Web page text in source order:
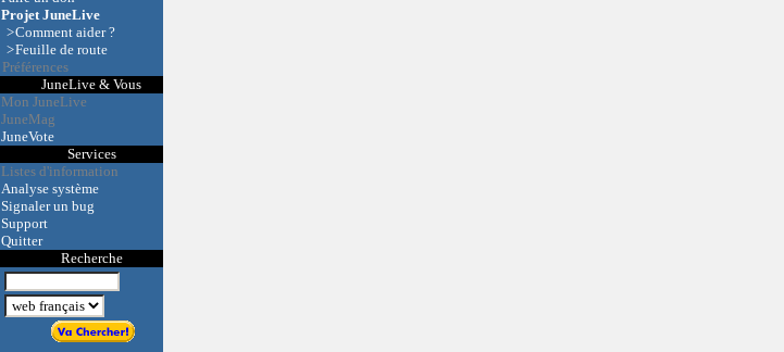
Projet JuneLive
>Comment aider ?
>Feuille de route
Préférences
JuneLive & Vous
Mon JuneLive
JuneMag
JuneVote
Services
Listes d'information
Analyse système
Signaler un bug
Support
Quitter
Recherche